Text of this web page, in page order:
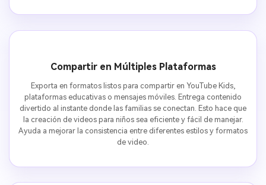
Compartir en Múltiples Plataformas
Exporta en formatos listos para compartir en YouTube Kids,
plataformas educativas o mensajes móviles. Entrega contenido
divertido al instante donde las familias se conectan. Esto hace que
la creación de videos para niños sea eficiente y fácil de manejar.
Ayuda a mejorar la consistencia entre diferentes estilos y formatos
de video.